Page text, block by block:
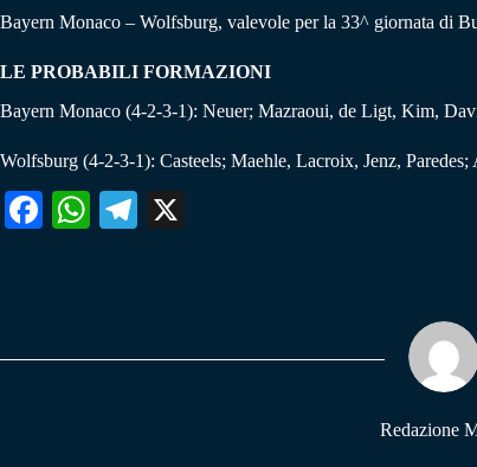
Bayern Monaco – Wolfsburg, valevole per la 33^ giornata di
LE PROBABILI FORMAZIONI
Bayern Monaco (4-2-3-1): Neuer; Mazraoui, de Ligt, Kim,
Wolfsburg (4-2-3-1): Casteels; Maehle, Lacroix, Jenz,
Fa W
pp
Te
m
Redazione